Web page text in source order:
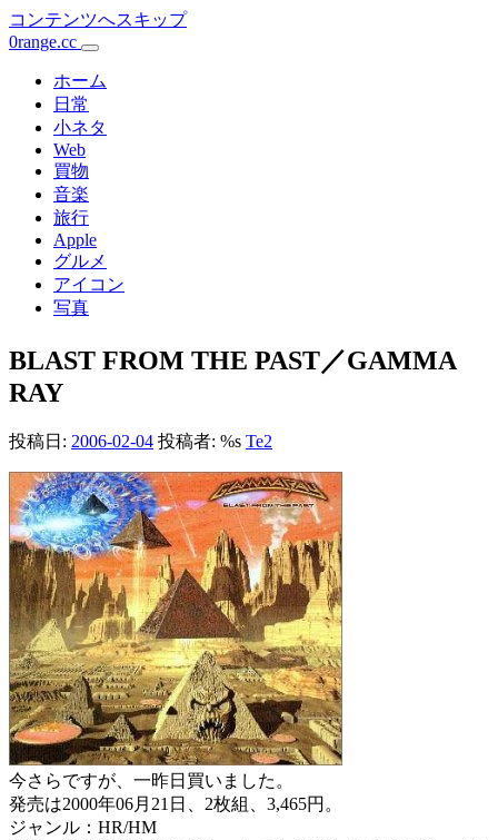
コンテンツへスキップ
メ
ン
0range.cc
ホーム
日常
小ネタ
Web
買物
音楽
旅行
Apple
グルメ
アイコン
写真
BLAST FROM THE PAST／GAMMA
RAY
投稿日: 2006-02-04 投稿者: %s Te2
今さらですが、一昨日買いました。
発売は2000年06月21日、2枚組、3,465円。
ジャンル：HR/HM